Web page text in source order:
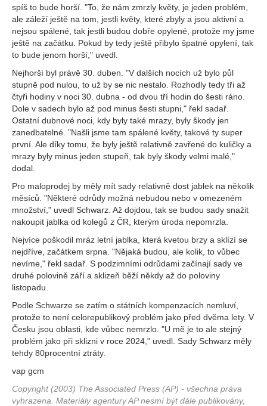
spíš to bude horší. "To, že nám zmrzly květy, je jeden problém,
ale záleží ještě na tom, jestli květy, které zbyly a jsou aktivní a
nejsou spálené, tak jestli budou dobře opylené, protože my jsme
ještě na začátku. Pokud by tedy ještě přibylo špatné opylení, tak
to bude jenom horší," uvedl.
Nejhorší byl právě 30. duben. "V dalších nocích už bylo půl
stupně pod nulou, to už by se nic nestalo. Rozhodly tedy tři až
čtyři hodiny v noci 30. dubna - od dvou tří hodin do šesti ráno.
Dole v sadech bylo až pod minus šesti stupni," řekl sadař.
Ostatní dubnové noci, kdy byly také mrazy, byly škody jen
zanedbatelné. "Našli jsme tam spálené květy, takové ty super
první. Ale díky tomu, že byly ještě relativně zavřené do kuličky a
mrazy byly minus jeden stupeň, tak byly škody velmi malé,"
dodal.
Pro maloprodej by měly mít sady relativně dost jablek na několik
měsíců. "Některé odrůdy možná nebudou nebo v omezeném
množství," uvedl Schwarz. Až dojdou, tak se budou sady snažit
nakoupit jablka od kolegů z ČR, kterým úroda nepomrzla.
Nejvíce poškodil mráz letní jablka, která kvetou brzy a sklízí se
nejdříve, začátkem srpna. "Nějaká budou, ale kolik, to vůbec
nevíme," řekl sadař. S podzimními odrůdami začínají sady ve
druhé polovině září a sklizeň běží někdy až do poloviny
listopadu.
Podle Schwarze se zatím o státních kompenzacích nemluví,
protože to není celorepublikový problém jako před dvěma lety. V
Česku jsou oblasti, kde vůbec nemrzlo. "U mě je to ale stejný
problém jako při sklizni v roce 2024," uvedl. Sady Schwarz měly
tehdy 80procentní ztráty.
vap gcm
Copyright (2003) The Associated Press (AP) - všechna práva
vyhrazena. Materiály agentury AP nesmí být dále publikovány,